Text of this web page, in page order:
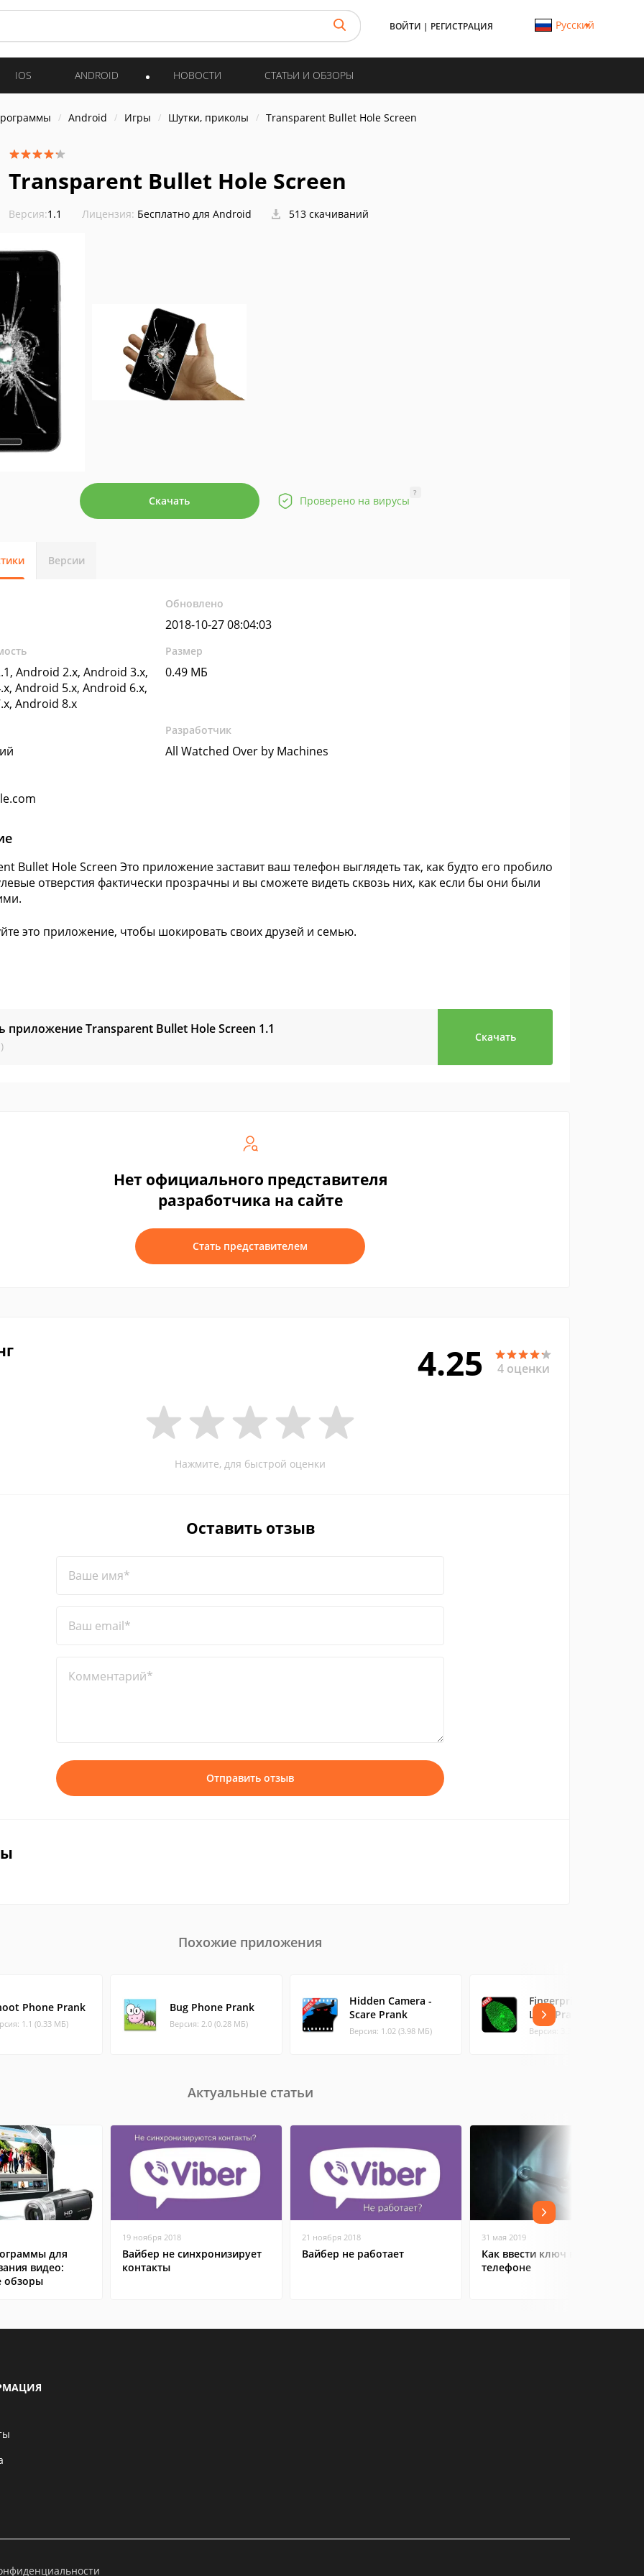
ВОЙТИ | РЕГИСТРАЦИЯ Русский
IOS ANDROID НОВОСТИ СТАТЬИ И ОБЗОРЫ
Android Игры Шутки, приколы Transparent Bullet Hole Screen
Transparent Bullet Hole Screen
Версия:1.1 Лицензия: Бесплатно для Android 513 скачиваний
Скачать Проверено на вирусы
?
Версии
Обновлено
2018-10-27 08:04:03
Android 2.x, Android 3.x,
Android 5.x, Android 6.x,
Android 8.x
Размер
0.49 МБ
Разработчик
All Watched Over by Machines
Bullet Hole Screen Это приложение заставит ваш телефон выглядеть так, как будто его пробило
отверстия фактически прозрачны и вы сможете видеть сквозь них, как если бы они были
это приложение, чтобы шокировать своих друзей и семью.
приложение Transparent Bullet Hole Screen 1.1
Скачать
Нет официального представителя
разработчика на сайте
Стать представителем
4.25 4 оценки
Нажмите, для быстрой оценки
Оставить отзыв
Ваше имя*
Ваш email*
Комментарий*
Отправить отзыв
Похожие приложения
Phone Prank
1.1 (0.33 МБ)
Bug Phone Prank
Версия: 2.0 (0.28 МБ)
Hidden Camera -
Scare Prank
Версия: 1.02 (3.98 МБ)
Fingerprint Screen
Lock Prank
Версия: 3.3 (3.36 МБ)
Актуальные статьи
для
видео:
обзоры
19 ноября 2018
Вайбер не синхронизирует
контакты
21 ноября 2018
Вайбер не работает
31 мая 2019
Как ввести ключ в Steam на
телефоне